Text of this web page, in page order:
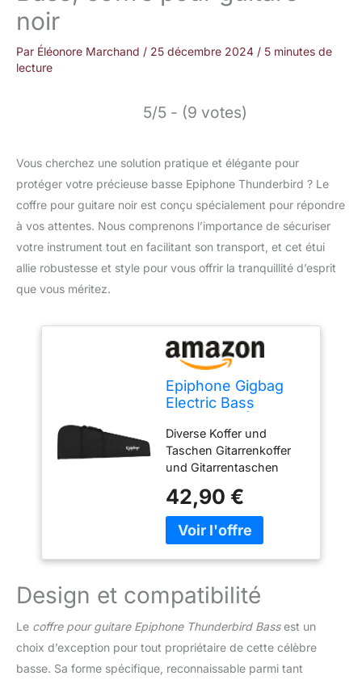
noir
Par Éléonore Marchand / 25 décembre 2024 / 5 minutes de
lecture
5/5 - (9 votes)
Vous cherchez une solution pratique et élégante pour
protéger votre précieuse basse Epiphone Thunderbird ? Le
coffre pour guitare noir est conçu spécialement pour répondre
à vos attentes. Nous comprenons l’importance de sécuriser
votre instrument tout en facilitant son transport, et cet étui
allie robustesse et style pour vous offrir la tranquillité d’esprit
que vous méritez.
Epiphone Gigbag
Electric Bass
Instruments à
Cordes
Diverse Koffer und
Taschen Gitarrenkoffer
und Gitarrentaschen
une grande importance à
une combinaison
équilibrée de finitions
OBJECTIF - Votre
satisfaction est notre
priorité absolue et se
préoccupations.
42,90 €
Design et compatibilité
Le coffre pour guitare Epiphone Thunderbird Bassest un
choix d’exception pour tout propriétaire de cette célèbre
basse. Sa forme spécifique, reconnaissable parmi tant